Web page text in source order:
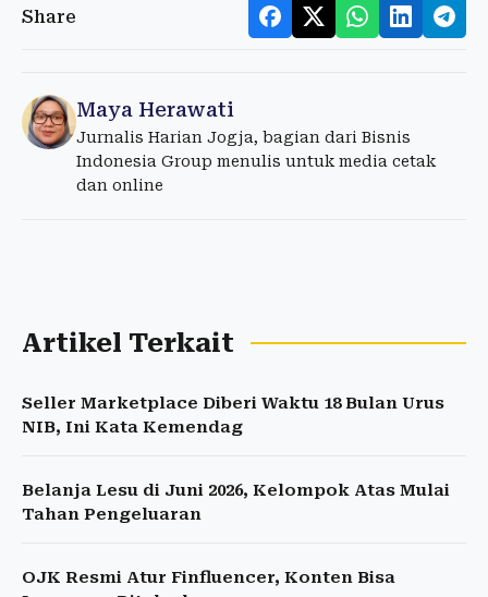
Share
Maya Herawati
Jurnalis Harian Jogja, bagian dari Bisnis
Indonesia Group menulis untuk media cetak
dan online
Artikel Terkait
Seller Marketplace Diberi Waktu 18 Bulan Urus
NIB, Ini Kata Kemendag
Belanja Lesu di Juni 2026, Kelompok Atas Mulai
Tahan Pengeluaran
OJK Resmi Atur Finfluencer, Konten Bisa